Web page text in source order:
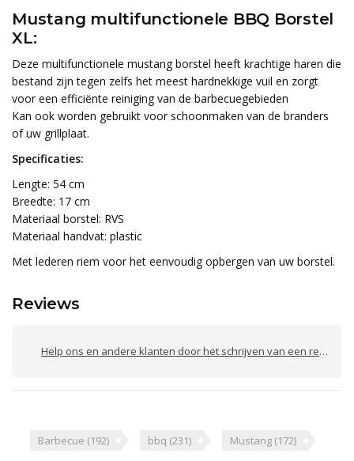
Mustang multifunctionele BBQ Borstel
XL:
Deze multifunctionele mustang borstel heeft krachtige haren die
bestand zijn tegen zelfs het meest hardnekkige vuil en zorgt
voor een efficiënte reiniging van de barbecuegebieden
Kan ook worden gebruikt voor schoonmaken van de branders
of uw grillplaat.
Specificaties:
Lengte: 54 cm
Breedte: 17 cm
Materiaal borstel: RVS
Materiaal handvat: plastic
Met lederen riem voor het eenvoudig opbergen van uw borstel.
Reviews
Help ons en andere klanten door het schrijven van een review
Barbecue (192) bbq (231) Mustang (172)